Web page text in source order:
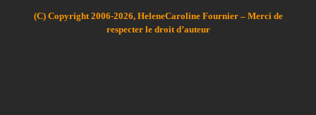
(C) Copyright 2006-2026, HeleneCaroline Fournier – Merci de
respecter le droit d’auteur